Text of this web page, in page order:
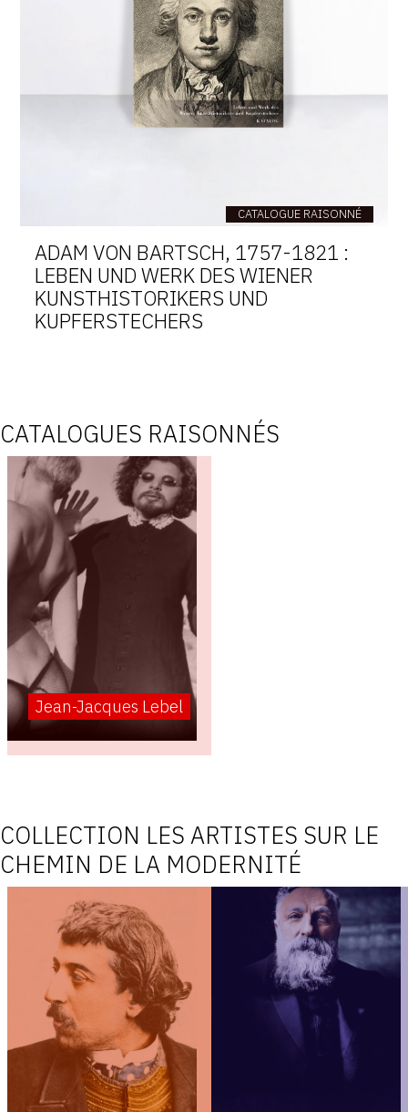
CATALOGUE RAISONNÉ
ADAM VON BARTSCH, 1757-1821 :
LEBEN UND WERK DES WIENER
KUNSTHISTORIKERS UND
KUPFERSTECHERS
CATALOGUES RAISONNÉS
Jean-Jacques Lebel
COLLECTION LES ARTISTES SUR LE
CHEMIN DE LA MODERNITÉ